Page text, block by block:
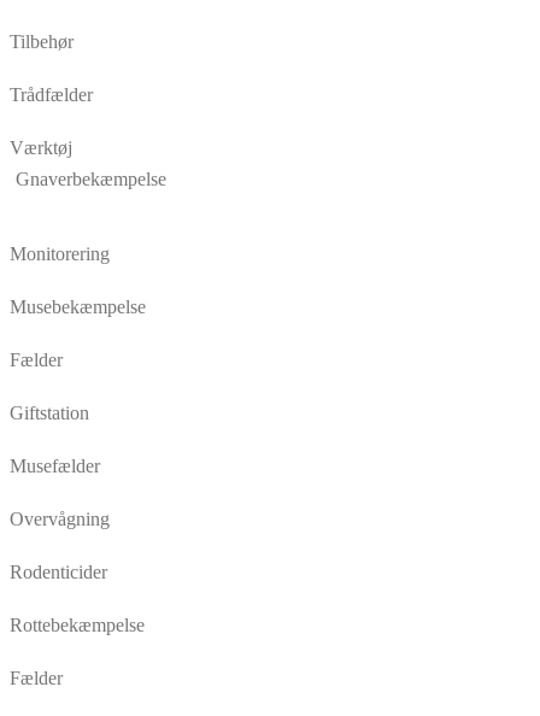
Tilbehør
Trådfælder
Værktøj
Gnaverbekæmpelse
Monitorering
Musebekæmpelse
Fælder
Giftstation
Musefælder
Overvågning
Rodenticider
Rottebekæmpelse
Fælder